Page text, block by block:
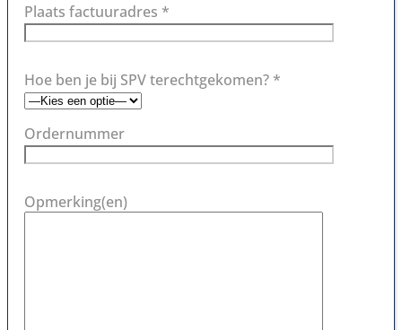
Plaats factuuradres *
Hoe ben je bij SPV terechtgekomen? *
Ordernummer
Opmerking(en)